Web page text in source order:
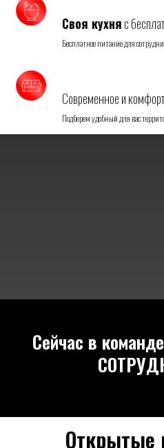
Своя кухняс
Бесплатное питание для
Современное и
Подберем удобный для вас
Сейчас в
Открытые